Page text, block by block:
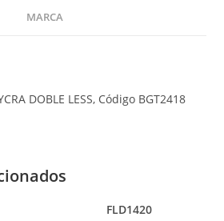
MARCA
DOBLE LESS, Código BGT2418
FLD1420